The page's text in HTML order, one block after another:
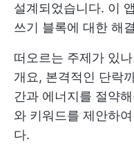
설계되었습니다. 이
쓰기 블록에 대한 해
떠오르는 주제가 있
개요, 본격적인 단락
간과 에너지를 절약
와 키워드를 제안하
다.